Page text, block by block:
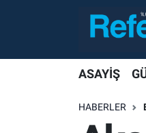
ASAYİŞ
HABERLER